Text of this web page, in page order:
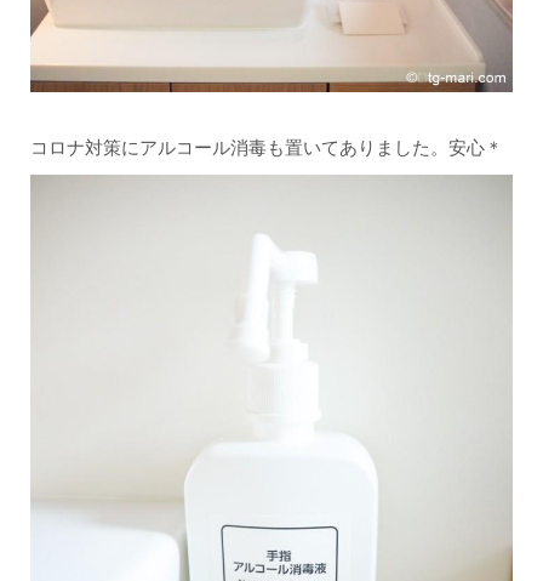
コロナ対策にアルコール消毒も置いてありました。安心＊